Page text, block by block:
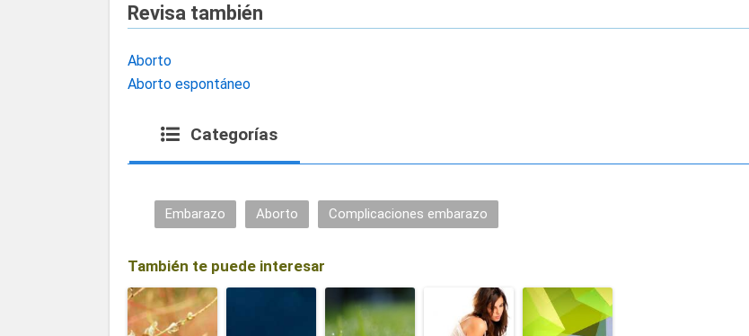
Revisa también
Aborto
Aborto espontáneo
Categorías
Embarazo Aborto Complicaciones embarazo
También te puede interesar